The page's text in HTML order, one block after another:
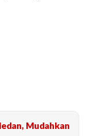
Mudahkan